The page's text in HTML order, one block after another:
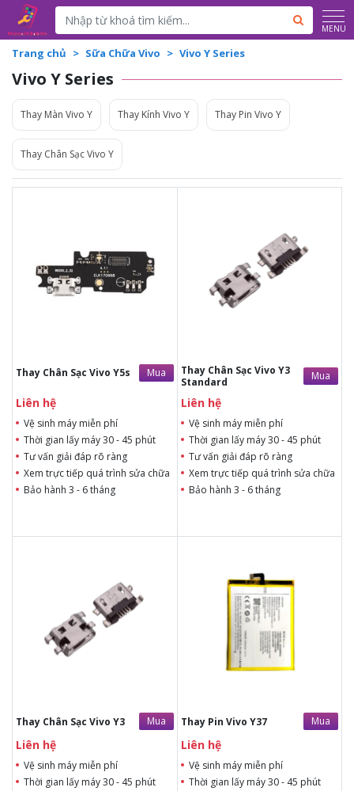
Powered by Translate MENU
Trang chủ Sữa Chữa Vivo Vivo Y Series
Vivo Y Series
Thay Màn Vivo Y Thay Kính Vivo Y Thay Pin Vivo Y
Thay Chân Sạc Vivo Y
Thay Chân Sạc Vivo Y5s Mua
Liên hệ
Vệ sinh máy miễn phí
Thời gian lấy máy 30 - 45 phút
Tư vấn giải đáp rõ ràng
Xem trực tiếp quá trình sửa chữa
Bảo hành 3 - 6 tháng
Thời gian lấy máy 30 - 45
Tư vấn giải đáp rõ ràng
Xem trực tiếp quá trình
thay/ép mặt kính
Thay Chân Sạc Vivo Y3
Standard
Mua
Liên hệ
Vệ sinh máy miễn phí
Thời gian lấy máy 30 - 45 phút
Tư vấn giải đáp rõ ràng
Xem trực tiếp quá trình sửa chữa
Bảo hành 3 - 6 tháng
Vệ sinh máy miễn phí
Thời gian lấy máy 30 - 45
phút
Tư vấn giải đáp rõ ràng
Xem trực tiếp quá trình
thay/ép mặt kính
Thay Chân Sạc Vivo Y3 Mua
Liên hệ
Vệ sinh máy miễn phí
Thời gian lấy máy 30 - 45 phút
Vệ sinh máy miễn phí
Thời gian lấy máy 30 - 45
Tư vấn giải đáp rõ ràng
Xem trực tiếp quá trình
thay/ép mặt kính
Tùy ý lựa chọn mặt
Thay Pin Vivo Y37 Mua
Liên hệ
Vệ sinh máy miễn phí
Thời gian lấy máy 30 - 45 phút
Vệ sinh máy miễn phí
Thời gian lấy máy 30 - 45
phút
Tư vấn giải đáp rõ ràng
Xem trực tiếp quá trình
thay/ép mặt kính
Tùy ý lựa chọn mặt
kính thay